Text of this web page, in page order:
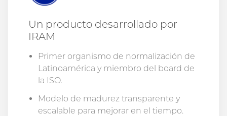
Un producto desarrollado por
IRAM
Primer organismo de normalización de
Latinoamérica y miembro del board de
la ISO.
Modelo de madurez transparente y
escalable para mejorar en el tiempo.